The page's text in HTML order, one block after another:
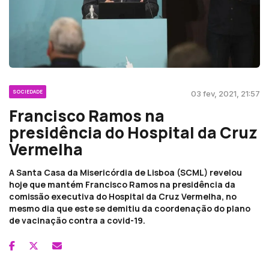
SOCIEDADE 03 fev, 2021, 21:57
Francisco Ramos na
presidência do Hospital da Cruz
Vermelha
A Santa Casa da Misericórdia de Lisboa (SCML) revelou
hoje que mantém Francisco Ramos na presidência da
comissão executiva do Hospital da Cruz Vermelha, no
mesmo dia que este se demitiu da coordenação do plano
de vacinação contra a covid-19.